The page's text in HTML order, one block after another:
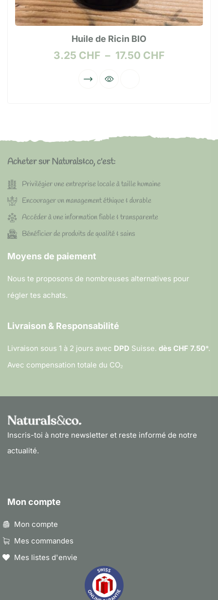
Huile de Ricin BIO
3.25 CHF – 17.50 CHF
Acheter sur Naturals&co, c'est:
Privilégier une entreprise locale à taille humaine
Encourager un management éthique & durable
Accéder à une information fiable & transparente
Bénéficier de produits de qualité & sains
Moyens de paiement
Nous te proposons de nombreuses alternatives pour
régler tes achats.
Livraison & Responsabilité
Livraison sous 1 à 2 jours avec DPD Suisse. dès CHF 7.50*.
Avec compensation totale du CO₂
Inscris-toi à notre newsletter et reste informé de notre
actualité.
Mon compte
Mon compte
Mes commandes
Mes listes d'envie